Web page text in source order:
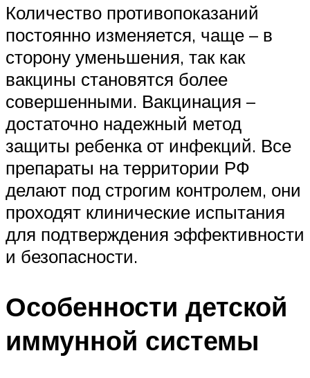
Количество противопоказаний
постоянно изменяется, чаще – в
сторону уменьшения, так как
вакцины становятся более
совершенными. Вакцинация –
достаточно надежный метод
защиты ребенка от инфекций. Все
препараты на территории РФ
делают под строгим контролем, они
проходят клинические испытания
для подтверждения эффективности
и безопасности.
Особенности детской
иммунной системы